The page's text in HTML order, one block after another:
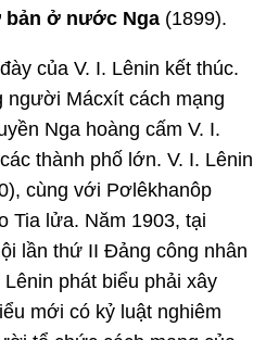
bản ở nước Nga (1899).
của V. I. Lênin kết thúc.
Mácxít cách mạng
Nga hoàng cấm V. I.
thành phố lớn. V. I. Lênin
cùng với Pơlêkhanôp
Tia lửa. Năm 1903, tại
lần thứ II Đảng công nhân
phát biểu phải xây
mới có kỷ luật nghiêm